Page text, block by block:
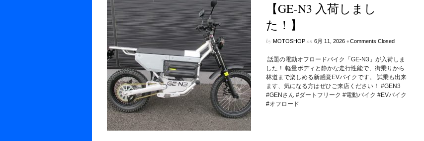
【GE-N3 入荷しまし
た！】
by MOTOSHOPon 6月 11, 2026 •Comments Closed
話題の電動オフロードバイク「GE-N3」が入荷しま
した！ 軽量ボディと静かな走行性能で、街乗りから
林道まで楽しめる新感覚EVバイクです。 試乗も出来
ます、気になる方はぜひご来店ください！ #GEN3
#GENさん #ダートフリーク #電動バイク #EVバイク
#オフロード